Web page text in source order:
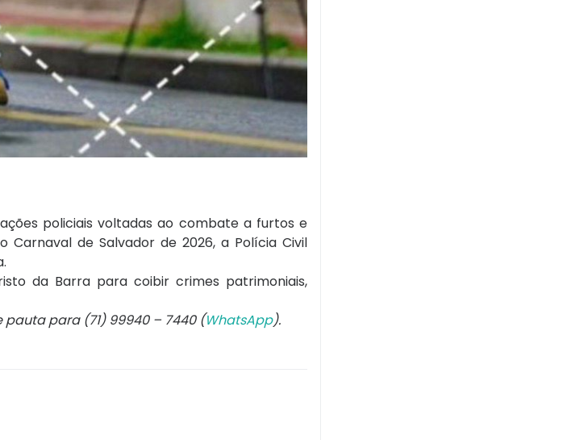
policiais voltadas ao combate a furtos e
de Salvador de 2026, a Polícia Civil
da Barra para coibir crimes patrimoniais,
para (71) 99940 – 7440 (WhatsApp).